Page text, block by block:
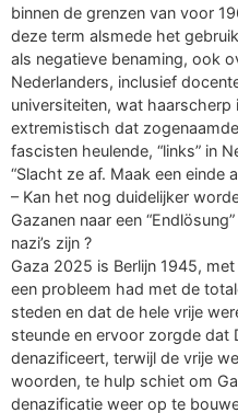
binnen de grenzen van voor
deze term alsmede het
als negatieve benaming, ook
Nederlanders, inclusief
universiteiten, wat haarscherp
extremistisch dat
fascisten heulende, “links” in
“Slacht ze af. Maak een einde
– Kan het nog duidelijker
Gazanen naar een
nazi’s zijn ?
Gaza 2025 is Berlijn 1945,
een probleem had met de
steden en dat de hele vrije
steunde en ervoor zorgde dat
denazificeert, terwijl de vrije
woorden, te hulp schiet om
denazificatie weer op te